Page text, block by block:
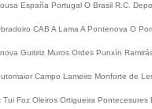
España Portugal O Brasil R.C.
CAB A Lama A Pontenova O
Guitiriz Muros Ordes Punxín
Campo Lameiro Monforte de
Tui Foz Oleiros Ortigueira Pontecesures